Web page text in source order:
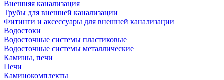
Внешняя канализация
Трубы для внешней канализации
Фитинги и аксессуары для внешней канализации
Водостоки
Водосточные системы пластиковые
Водосточные системы металлические
Камины, печи
Печи
Каминокомплекты